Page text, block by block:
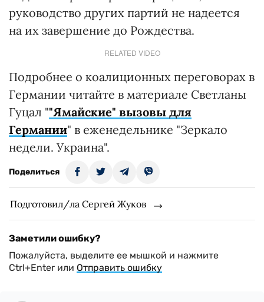
руководство других партий не надеется
на их завершение до Рождества.
RELATED VIDEO
Подробнее о коалиционных переговорах в
Германии читайте в материале Светланы
Гуцал ""Ямайские" вызовы для
Германии" в еженедельнике "Зеркало
недели. Украина".
Поделиться
Подготовил/ла Сергей Жуков
Заметили ошибку?
Пожалуйста, выделите ее мышкой и нажмите
Ctrl+Enter или Отправить ошибку